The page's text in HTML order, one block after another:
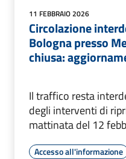
11 FEBBRAIO 2026
Circolazione
Bologna presso
chiusa:
Il traffico resta
degli interventi di
mattinata del 12
Accesso all'informazione